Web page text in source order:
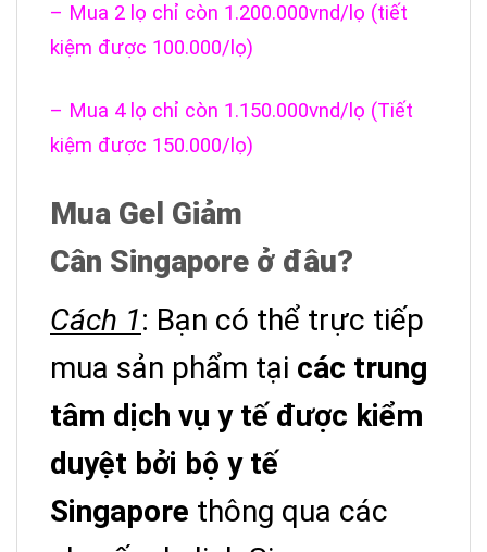
– Mua 2 lọ chỉ còn 1.200.000vnd/lọ (tiết
kiệm được 100.000/lọ)
– Mua 4 lọ chỉ còn 1.150.000vnd/lọ (Tiết
kiệm được 150.000/lọ)
Mua Gel Giảm
Cân Singapore ở đâu?
Cách 1: Bạn có thể trực tiếp
mua sản phẩm tại các trung
tâm dịch vụ y tế được kiểm
duyệt bởi bộ y tế
Singapore thông qua các